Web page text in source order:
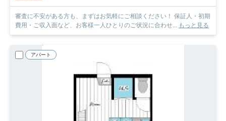
審査に不安がある方も、まずはお気軽にご相談ください！ 保証人・初期
費用・ご収入面など、お客様一人ひとりのご状況に合わせ... もっと見る
アパート